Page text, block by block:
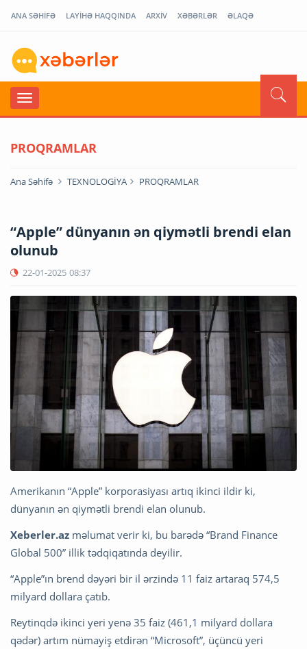
ANA SƏHİFƏ LAYİHƏ HAQQINDA ARXİV XƏBƏRLƏR ƏLAQƏ
PROQRAMLAR
Ana Səhifə TEXNOLOGİYA PROQRAMLAR
“Apple” dünyanın ən qiymətli brendi elan
olunub
22-01-2025 08:37
Amerikanın “Apple” korporasiyası artıq ikinci ildir ki,
dünyanın ən qiymətli brendi elan olunub.
Xeberler.az məlumat verir ki, bu barədə “Brand Finance
Global 500” illik tədqiqatında deyilir.
“Apple”ın brend dəyəri bir il ərzində 11 faiz artaraq 574,5
milyard dollara çatıb.
Reytinqdə ikinci yeri yenə 35 faiz (461,1 milyard dollara
qədər) artım nümayiş etdirən “Microsoft”, üçüncü yeri